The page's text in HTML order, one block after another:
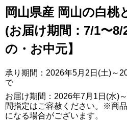
岡山県産 岡山の白桃
(お届け期間：7/1〜
の・お中元】
承り期間：2026年5月2日(土)～
で
お届け期間：2026年7月1日(水)
間指定はご容赦ください。※商
になる場合がございます。